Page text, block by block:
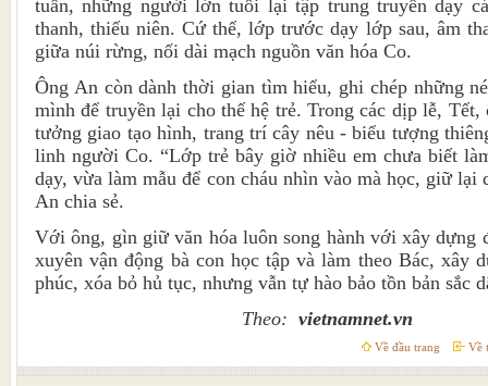
tuần, những người lớn tuổi lại tập trung truyền dạy
thanh, thiếu niên. Cứ thế, lớp trước dạy lớp sau, âm
giữa núi rừng, nối dài mạch nguồn văn hóa Co.
Ông An còn dành thời gian tìm hiểu, ghi chép những
mình để truyền lại cho thế hệ trẻ. Trong các dịp lễ,
tưởng giao tạo hình, trang trí cây nêu - biểu tượng
linh người Co. “Lớp trẻ bây giờ nhiều em chưa biết
dạy, vừa làm mẫu để con cháu nhìn vào mà học, giữ lại
An chia sẻ.
Với ông, gìn giữ văn hóa luôn song hành với xây dựng
xuyên vận động bà con học tập và làm theo Bác, xây
phúc, xóa bỏ hủ tục, nhưng vẫn tự hào bảo tồn bản sắc
Theo: vietnamnet.vn
Về đầu trang Về